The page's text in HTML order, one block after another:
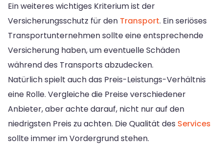
Ein weiteres wichtiges Kriterium ist der
Versicherungsschutz für den Transport. Ein seriöses
Transportunternehmen sollte eine entsprechende
Versicherung haben, um eventuelle Schäden
während des Transports abzudecken.
Natürlich spielt auch das Preis-Leistungs-Verhältnis
eine Rolle. Vergleiche die Preise verschiedener
Anbieter, aber achte darauf, nicht nur auf den
niedrigsten Preis zu achten. Die Qualität des Services
sollte immer im Vordergrund stehen.